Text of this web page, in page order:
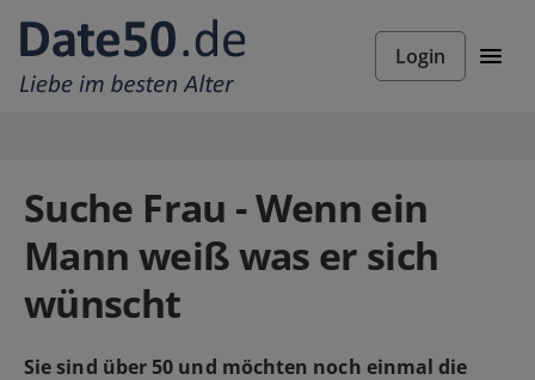
Login
Suche Frau - Wenn ein
Mann weiß was er sich
wünscht
Sie sind über 50 und möchten noch einmal die